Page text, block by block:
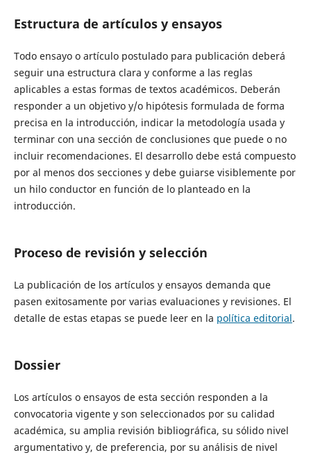
Estructura de artículos y ensayos
Todo ensayo o artículo postulado para publicación deberá
seguir una estructura clara y conforme a las reglas
aplicables a estas formas de textos académicos. Deberán
responder a un objetivo y/o hipótesis formulada de forma
precisa en la introducción, indicar la metodología usada y
terminar con una sección de conclusiones que puede o no
incluir recomendaciones. El desarrollo debe está compuesto
por al menos dos secciones y debe guiarse visiblemente por
un hilo conductor en función de lo planteado en la
introducción.
Proceso de revisión y selección
La publicación de los artículos y ensayos demanda que
pasen exitosamente por varias evaluaciones y revisiones. El
detalle de estas etapas se puede leer en la política editorial.
Dossier
Los artículos o ensayos de esta sección responden a la
convocatoria vigente y son seleccionados por su calidad
académica, su amplia revisión bibliográfica, su sólido nivel
argumentativo y, de preferencia, por su análisis de nivel